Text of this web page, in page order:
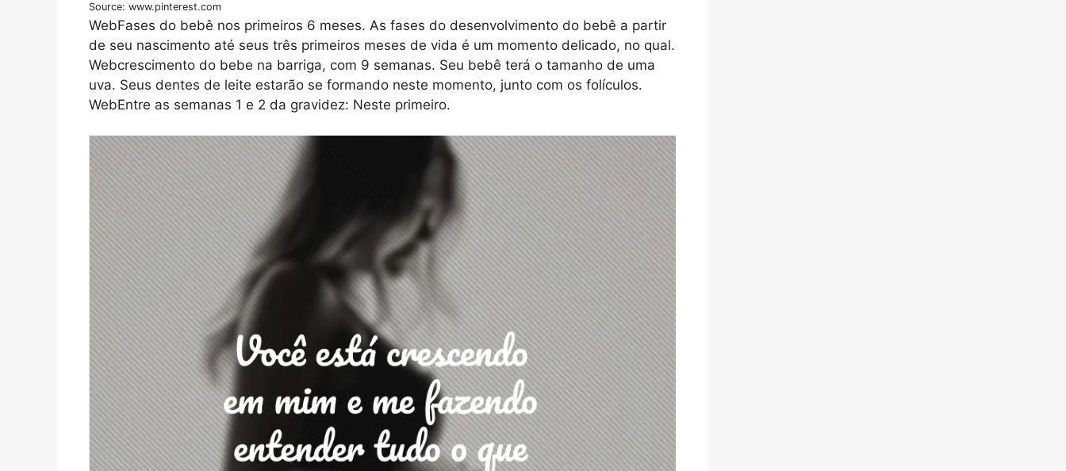
Source: www.pinterest.com
WebFases do bebê nos primeiros 6 meses. As fases do desenvolvimento do bebê a partir
de seu nascimento até seus três primeiros meses de vida é um momento delicado, no qual.
Webcrescimento do bebe na barriga, com 9 semanas. Seu bebê terá o tamanho de uma
uva. Seus dentes de leite estarão se formando neste momento, junto com os folículos.
WebEntre as semanas 1 e 2 da gravidez: Neste primeiro.